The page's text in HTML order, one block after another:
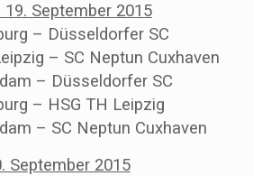
19. September 2015
– Düsseldorfer SC
– SC Neptun Cuxhaven
– Düsseldorfer SC
– HSG TH Leipzig
– SC Neptun Cuxhaven
September 2015